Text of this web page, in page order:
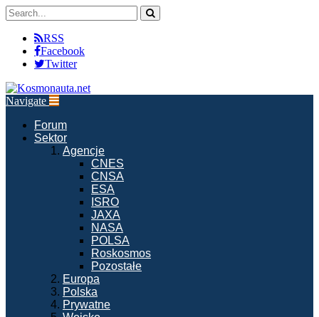
RSS
Facebook
Twitter
Navigate
Forum
Sektor
Agencje
CNES
CNSA
ESA
ISRO
JAXA
NASA
POLSA
Roskosmos
Pozostałe
Europa
Polska
Prywatne